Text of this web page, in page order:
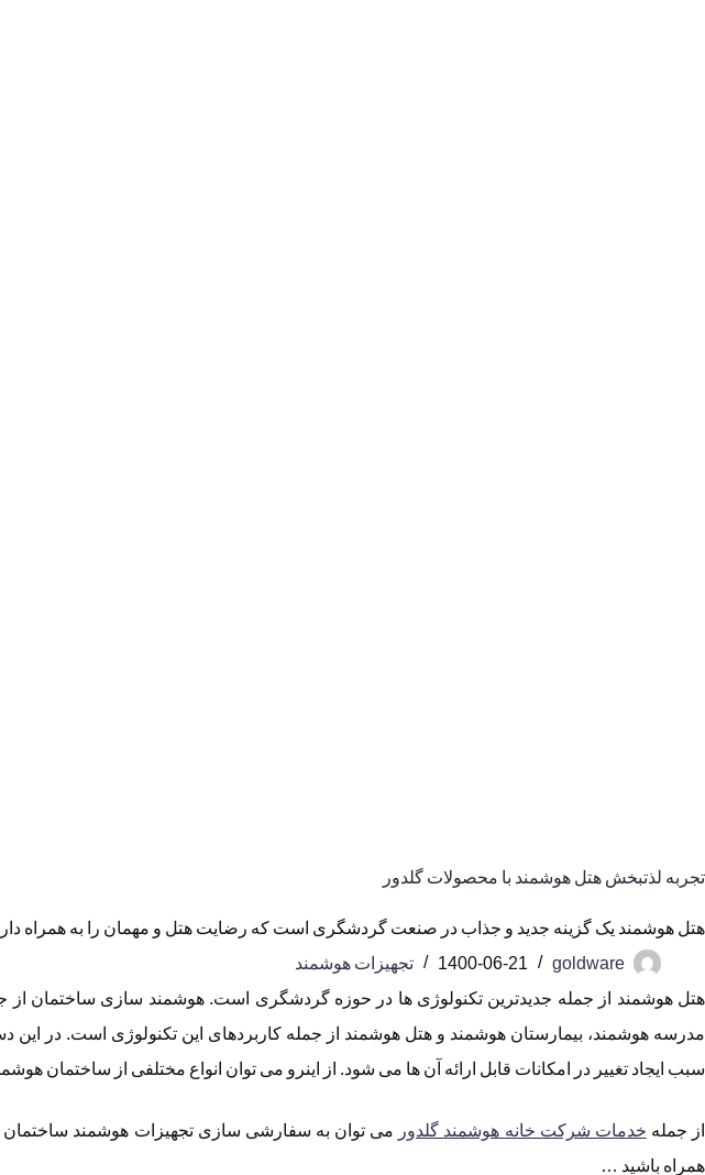
تجربه لذتبخش هتل هوشمند با محصولات گلدور
هتل هوشمند یک گزینه جدید و جذاب در صنعت گردشگری است که رضایت هتل و مهمان را به همراه
goldware
1400-06-21
تجهیزات هوشمند
هتل هوشمند از جمله جدیدترین تکنولوژی ها در حوزه گردشگری است. هوشمند سازی ساختمان
مدرسه هوشمند، بیمارستان هوشمند و هتل هوشمند از جمله کاربردهای این تکنولوژی است. در
سبب ایجاد تغییر در امکانات قابل ارائه آن ها می شود. از اینرو می توان انواع مختلفی از ساختمان
از جمله خدمات شرکت خانه هوشمند گلدور می توان به سفارشی سازی تجهیزات هوشمند ساختمان
همراه باشید …